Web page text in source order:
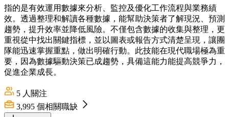
指的是有效運用數據來分析、監控及優化工作流程與業務績
效。透過整理和解讀各種數據，能幫助決策者了解現況、預測
趨勢，提升效率並降低風險。不僅包含數據的收集與整理，更
重視從中找出關鍵指標，並以圖表或報告方式清楚呈現，讓團
隊能迅速掌握重點，做出明確行動。此技能在現代職場極為重
要，因為數據驅動決策已成趨勢，具備這能力能提高競爭力，
促進企業成長。
5 人關注
3,995 個相關職缺